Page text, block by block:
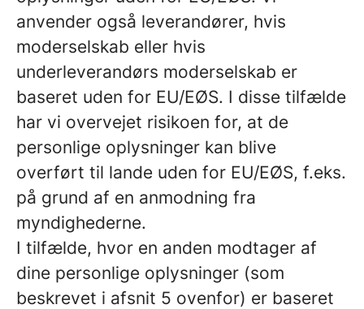
anvender også leverandører, hvis
moderselskab eller hvis
underleverandørs moderselskab er
baseret uden for EU/EØS. I disse tilfælde
har vi overvejet risikoen for, at de
personlige oplysninger kan blive
overført til lande uden for EU/EØS, f.eks.
på grund af en anmodning fra
myndighederne.
I tilfælde, hvor en anden modtager af
dine personlige oplysninger (som
beskrevet i afsnit 5 ovenfor) er baseret